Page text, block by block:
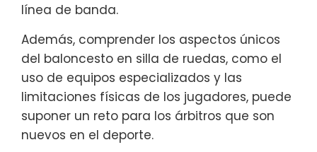
línea de banda.
Además, comprender los aspectos únicos
del baloncesto en silla de ruedas, como el
uso de equipos especializados y las
limitaciones físicas de los jugadores, puede
suponer un reto para los árbitros que son
nuevos en el deporte.